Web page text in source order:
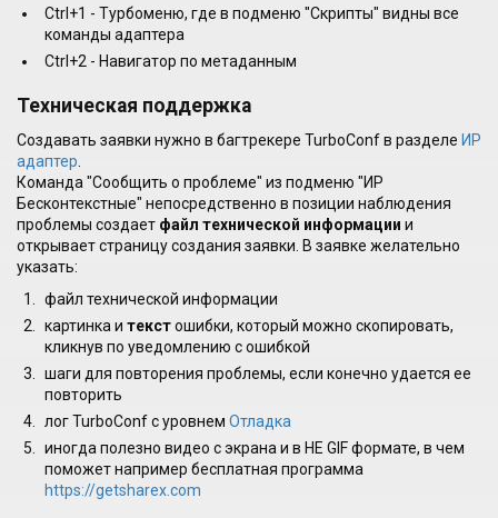
Ctrl+1 - Турбоменю, где в подменю "Скрипты" видны все
команды адаптера
Ctrl+2 - Навигатор по метаданным
Техническая поддержка
Создавать заявки нужно в багтрекере TurboConf в разделе ИР
адаптер
Команда "Сообщить о проблеме" из подменю "ИР
Бесконтекстные" непосредственно в позиции наблюдения
проблемы создает файл технической информации и
открывает страницу создания заявки. В заявке желательно
указать:
файл технической информации
картинка и текстошибки, который можно скопировать,
кликнув по уведомлению с ошибкой
шаги для повторения проблемы, если конечно удается ее
повторить
лог TurboConf с уровнем Отладка
иногда полезно видео с экрана и в НЕ GIF формате, в чем
поможет например бесплатная программа
https://getsharex.com